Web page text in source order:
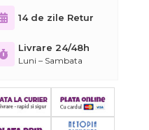
14 de zile Retur
Livrare 24/48h
Luni – Sambata